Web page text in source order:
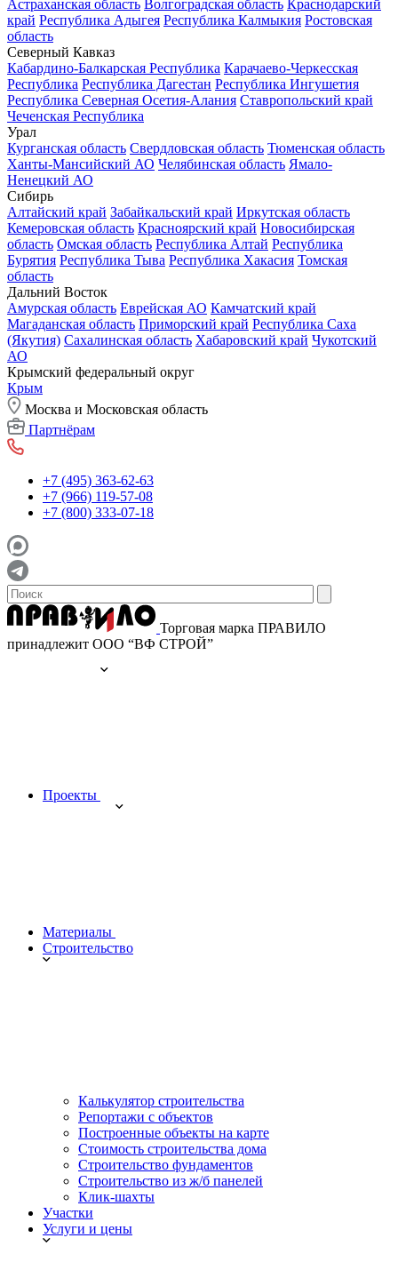
Астраханская область Волгоградская область Краснодарский
край Республика Адыгея Республика Калмыкия Ростовская
область
Северный Кавказ
Кабардино-Балкарская Республика Карачаево-Черкесская
Республика Республика Дагестан Республика Ингушетия
Республика Северная Осетия-Алания Ставропольский край
Чеченская Республика
Урал
Курганская область Свердловская область Тюменская область
Ханты-Мансийский АО Челябинская область Ямало-
Ненецкий АО
Сибирь
Алтайский край Забайкальский край Иркутская область
Кемеровская область Красноярский край Новосибирская
область Омская область Республика Алтай Республика
Бурятия Республика Тыва Республика Хакасия Томская
область
Дальний Восток
Амурская область Еврейская АО Камчатский край
Магаданская область Приморский край Республика Саха
(Якутия) Сахалинская область Хабаровский край Чукотский
АО
Крымский федеральный округ
Крым
Москва и Московская область
Партнёрам
+7 (495) 363-62-63
+7 (966) 119-57-08
+7 (800) 333-07-18
Торговая марка ПРАВИЛО
принадлежит ООО “ВФ СТРОЙ”
Проекты
Материалы
Строительство
Калькулятор строительства
Репортажи с объектов
Построенные объекты на карте
Стоимость строительства дома
Строительство фундаментов
Строительство из ж/б панелей
Клик-шахты
Участки
Услуги и цены